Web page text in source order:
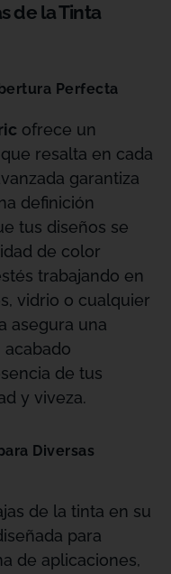
de la Tinta
Perfecta
ofrece un
resalta en cada
garantiza
definición
tus diseños se
de color
trabajando en
vidrio o cualquier
asegura una
de tus
y viveza.
Diversas
de la tinta en su
para
de aplicaciones,